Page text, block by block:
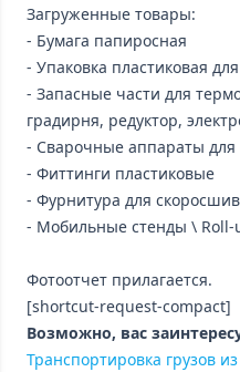
Загруженные товары:
- Бумага папиросная
- Упаковка пластиковая
- Запасные части для
градирня, редуктор,
- Сварочные аппараты для
- Фиттинги пластиковые
- Фурнитура для
- Мобильные стенды \ Roll-
Фотоотчет прилагается.
[shortcut-request-compact]
Возможно, вас
Транспортировка грузов